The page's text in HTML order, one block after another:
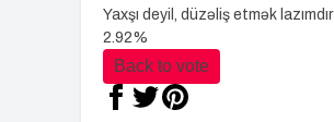
Yaxşı deyil, düzəliş etmək lazımdır
2.92%
Back to vote